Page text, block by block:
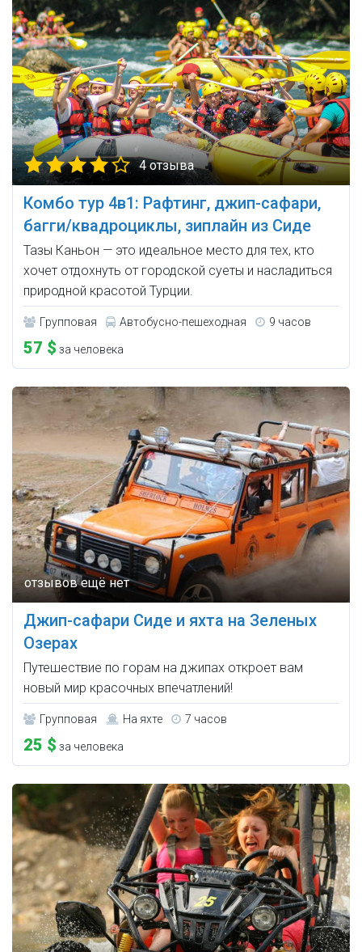
4 отзыва
Комбо тур 4в1: Рафтинг, джип-сафари,
багги/квадроциклы, зиплайн из Сиде
Тазы Каньон — это идеальное место для тех, кто
хочет отдохнуть от городской суеты и насладиться
природной красотой Турции.
Групповая Автобусно-пешеходная 9 часов
57 $ за человека
Джип-сафари Сиде и яхта на Зеленых
Озерах
Путешествие по горам на джипах откроет вам
новый мир красочных впечатлений!
Групповая На яхте 7 часов
25 $ за человека